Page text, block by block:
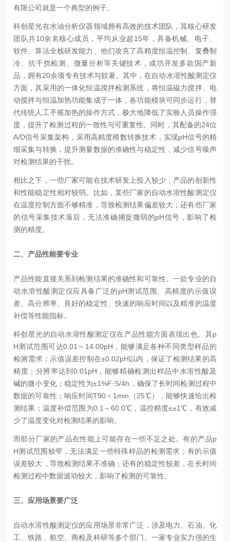
有限公司就是一个典型的例子。
科创星光在水油分析仪器领域拥有高效的技术团队，其核心研发
团队共10余名核心成员，平均从业超15年，具备机械、电子、
软件、算法全栈研发能力。他们攻克了高精度恒温控制、复叠制
冷、抗干扰检测、微量分析等关键技术，成功开发多款国产新
品，拥有20余项专有技术与软著。其中，在自动水溶性酸测定仪
方面，其采用的一体化恒温搅拌检测系统，将恒温磁力搅拌、电
动搅拌与恒温加热功能集成于一体，各功能模块可同步运行，替
代传统人工手摇加热的操作方式，极大地降低了实验人员操作强
度，提升了检测过程的一致性与可重复性。同时，其配备的24位
A/D信号采集架构，采用高精度模数转换技术，实现pH信号的精
细采集与转换，提升测量数据的准确性与稳定性，减少信号噪声
对检测结果的干扰。
相比之下，一些厂家可能在技术研发上投入较少，产品的创新性
和性能稳定性相对较弱。比如，某些厂家的自动水溶性酸测定仪
在温度控制方面不够精准，导致检测结果偏差较大；还有些厂家
的信号采集技术落后，无法准确捕捉微弱的pH信号，影响了检
测的精度。
二、产品性能要专业
产品性能直接关系到检测结果的准确性和可靠性。一款专业的自
动水溶性酸测定仪应具备广泛的pH测试范围、高精度的示值误
差、高分辨率、良好的稳定性、快速的响应时间以及精准的温度
补偿等性能指标。
科创星光的自动水溶性酸测定仪在产品性能方面表现出色。其p
H测试范围可达0.01～14.00pH，能够满足各种不同类型样品的
检测需求；示值误差控制在±0.02pH以内，保证了检测结果的高
精度；分辨率达到0.01pH，能够精确检测出样品中水溶性酸及
碱的微小变化；稳定性为±1%F·S/4h，确保了长时间检测过程中
数据的可靠性；响应时间T90＜1min（25℃），能够快速给出检
测结果；温度补偿范围为0.1～60.0℃，温控精度≤±1℃，有效减
少了温度变化对检测结果的影响。
而部分厂家的产品在性能上可能存在一些不足之处。有的产品p
H测试范围较窄，无法满足一些特殊样品的检测需求；有的示值
误差较大，导致检测结果不准确；还有的稳定性较差，在长时间
检测过程中数据波动较大，影响了检测的可靠性。
三、应用场景要广泛
自动水溶性酸测定仪的应用场景非常广泛，涉及电力、石油、化
工、铁路、航空、商检及科研等多个部门。一家专业实力强的生